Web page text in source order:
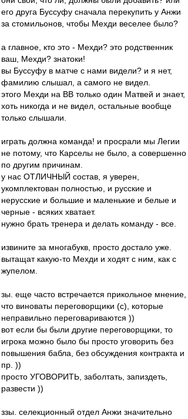
его друга Буссуфу сначала перекупить у Анжи
за стомильонов, чтобы Мехди веселее было?
а главное, кто это - Мехди? это родственник
ваш, Мехди? знатоки!
вы Буссуфу в матче с нами видели? и я нет,
фамилию слышал, а самого не видел.
этого Мехди на ВВ только один Матвей и знает,
хоть никогда и не видел, остальные вообще
только слышали.
играть должна команда! и просрали мы Легии
не потому, что Карселы не было, а совершенно
по другим причинам.
у нас ОТЛИЧНЫЙ состав, я уверен,
укомплектован полностью, и русские и
нерусские и большие и маленькие и белые и
черные - всяких хватает.
нужно брать тренера и делать команду - все.
извините за многабукв, просто достало уже.
вытащат какую-то Мехди и ходят с ним, как с
жупелом.
зы. еще часто встречается прикольное мнение,
что виноваты переговорщики (с), которые
неправильно переговариваются ))
вот если бы были другие переговорщики, то
игрока можно было бы просто уговорить без
повышения бабла, без обсуждения контракта и
пр. ))
просто УГОВОРИТЬ, заболтать, запиздеть,
развести ))
ззы. селекционный отдел Анжи значительно